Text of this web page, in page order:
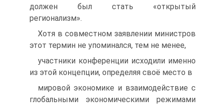
должен был стать «открытый
регионализм».
Хотя в совместном заявлении министров
этот термин не упоминался, тем не менее,
участники конференции исходили именно
из этой концепции, определяя своё место в
мировой экономике и взаимодействие с
глобальными экономическими режимами